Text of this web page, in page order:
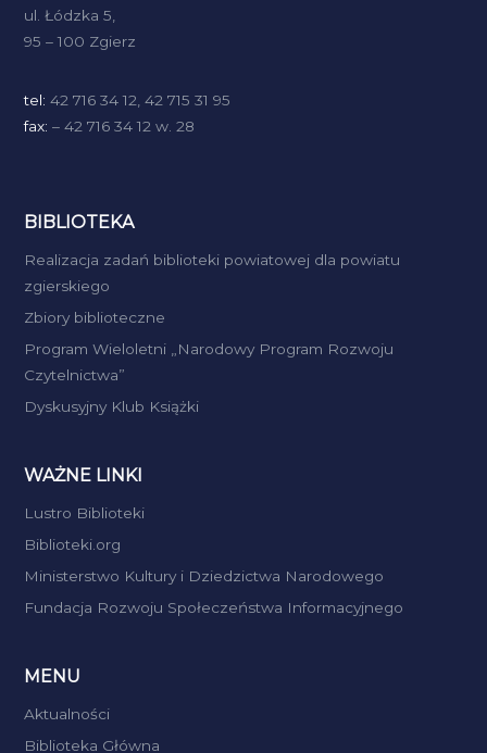
ul. Łódzka 5,
95 – 100 Zgierz
tel: 42 716 34 12, 42 715 31 95
fax: – 42 716 34 12 w. 28
BIBLIOTEKA
Realizacja zadań biblioteki powiatowej dla powiatu
zgierskiego
Zbiory biblioteczne
Program Wieloletni „Narodowy Program Rozwoju
Czytelnictwa”
Dyskusyjny Klub Książki
WAŻNE LINKI
Lustro Biblioteki
Biblioteki.org
Ministerstwo Kultury i Dziedzictwa Narodowego
Fundacja Rozwoju Społeczeństwa Informacyjnego
MENU
Aktualności
Biblioteka Główna